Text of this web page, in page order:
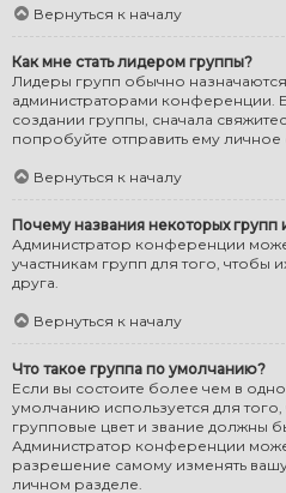
Вернуться к началу
Как мне стать лидером группы?
Лидеры групп обычно
администраторами конференции.
создании группы, сначала
попробуйте отправить ему
Вернуться к началу
Почему названия некоторых групп
Администратор конференции
участникам групп для того, чтобы
друга.
Вернуться к началу
Что такое группа по умолчанию?
Если вы состоите более чем в
умолчанию используется для
групповые цвет и звание должны
Администратор конференции
разрешение самому изменять
личном разделе.